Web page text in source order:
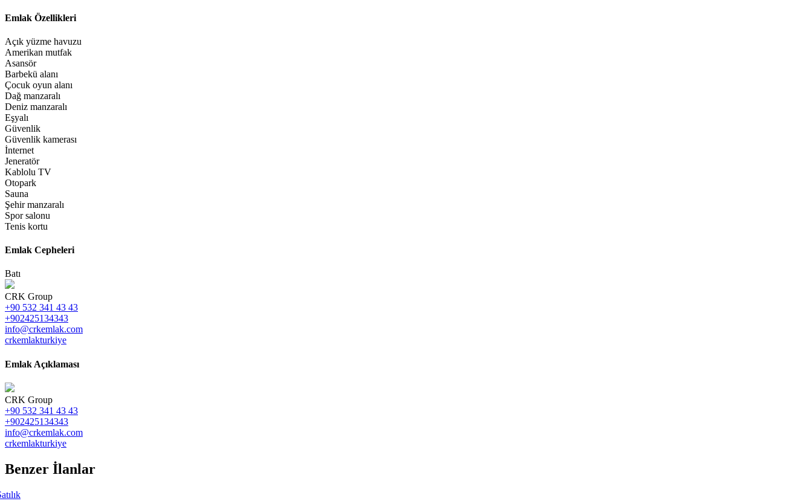
Emlak Özellikleri
Açık yüzme havuzu
Amerikan mutfak
Asansör
Barbekü alanı
Çocuk oyun alanı
Dağ manzaralı
Deniz manzaralı
Eşyalı
Güvenlik
Güvenlik kamerası
İnternet
Jeneratör
Kablolu TV
Otopark
Sauna
Şehir manzaralı
Spor salonu
Tenis kortu
Emlak Cepheleri
Batı
CRK Group
+90 532 341 43 43
+902425134343
info@crkemlak.com
crkemlakturkiye
Emlak Açıklaması
CRK Group
+90 532 341 43 43
+902425134343
info@crkemlak.com
crkemlakturkiye
Benzer İlanlar